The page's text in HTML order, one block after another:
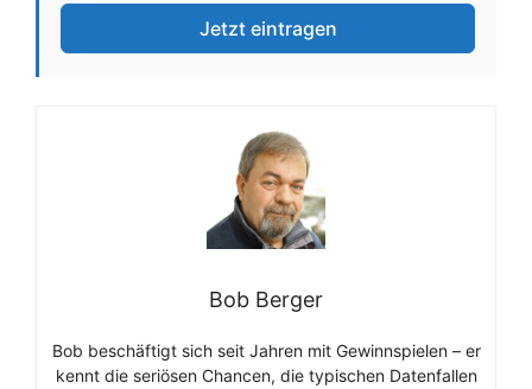
Jetzt eintragen
Bob Berger
Bob beschäftigt sich seit Jahren mit Gewinnspielen – er
kennt die seriösen Chancen, die typischen Datenfallen